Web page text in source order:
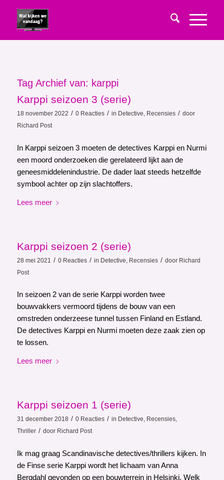
Tag Archief van: karppi
Karppi seizoen 3 (serie)
18 november 2022 / 0 Reacties / in Detective, Recensies / door
Richard Post
In Karppi seizoen 3 moeten de detectives Karppi en Nurmi
een moord onderzoeken die gerelateerd lijkt aan de
geneesmiddelenindustrie. De dader laat steeds hetzelfde
symbool achter op zijn slachtoffers.
Lees meer
Karppi seizoen 2 (serie)
28 mei 2021 / 0 Reacties / in Detective Recensies / door Richard
Post
In seizoen 2 van de serie Karppi worden twee
bouwvakkers vermoord tijdens de bouw van een
omstreden onderzeese tunnel tussen Finland en Estland.
De detectives Karppi en Nurmi moeten deze zaak zien op
te lossen.
Lees meer
Karppi seizoen 1 (serie)
31 december 2018 / 0 Reacties / in Detective, Recensies,
Thriller / door Richard Post
Ik mag graag Scandinavische detectives/thrillers kijken. In
de Finse serie Karppi wordt het lichaam van Anna
Bergdahl gevonden op een bouwterrein in Helsinki. Welk